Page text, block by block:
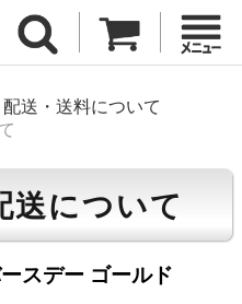
配送・送料について
送について
スデー ゴールド